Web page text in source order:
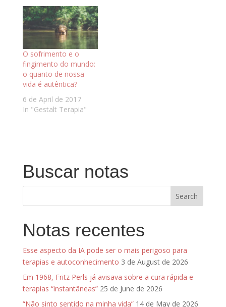
dobro da geração
Millenium, de acordo
com a CDC Youth Risk
Behav­ior Sur­vey) e é
um sinal, na verdade,
de saúde do…
O sofrimento e o
fingimento do mundo:
o quanto de nossa
vida é autêntica?
6 de April de 2017
In "Gestalt Terapia"
Buscar notas
Notas recentes
Esse aspecto da IA pode ser o mais perigoso para
terapias e autoconhecimento 3 de August de 2026
Em 1968, Fritz Perls já avisava sobre a cura rápida e
terapias “instantâneas” 25 de June de 2026
“Não sinto sentido na minha vida” 14 de May de 2026